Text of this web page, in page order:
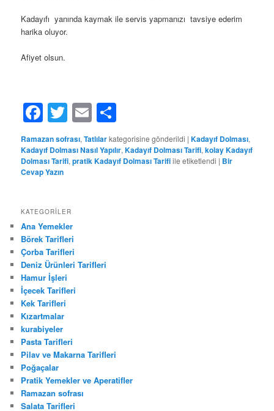
Kadayıfı yanında kaymak ile servis yapmanızı tavsiye ederim
harika oluyor.
Afiyet olsun.
Facebook
Twitter
Email
Ramazan sofrası,Tatlılarkategorisine gönderildi |Kadayıf Dolması,
Kadayıf Dolması Nasıl Yapılır,Kadayıf Dolması Tarifi,kolay Kadayıf
Dolması Tarifi,pratik Kadayıf Dolması Tarifiile etiketlendi | Bir
Cevap Yazın
KATEGORILER
Ana Yemekler
Börek Tarifleri
Çorba Tarifleri
Deniz Ürünleri Tarifleri
Hamur İşleri
İçecek Tarifleri
Kek Tarifleri
Kızartmalar
kurabiyeler
Pasta Tarifleri
Pilav ve Makarna Tarifleri
Poğaçalar
Pratik Yemekler ve Aperatifler
Ramazan sofrası
Salata Tarifleri